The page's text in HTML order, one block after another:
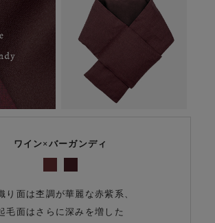
ワイン×バーガンディ
り面は杢調が華麗な赤紫系、
毛面はさらに深みを増した